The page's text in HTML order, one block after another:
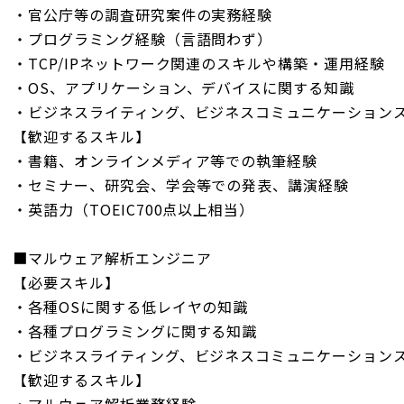
・官公庁等の調査研究案件の実務経験
・プログラミング経験（言語問わず）
・TCP/IPネットワーク関連のスキルや構築・運用経験
・OS、アプリケーション、デバイスに関する知識
・ビジネスライティング、ビジネスコミュニケーション
【歓迎するスキル】
・書籍、オンラインメディア等での執筆経験
・セミナー、研究会、学会等での発表、講演経験
・英語力（TOEIC700点以上相当）
■マルウェア解析エンジニア
【必要スキル】
・各種OSに関する低レイヤの知識
・各種プログラミングに関する知識
・ビジネスライティング、ビジネスコミュニケーション
【歓迎するスキル】